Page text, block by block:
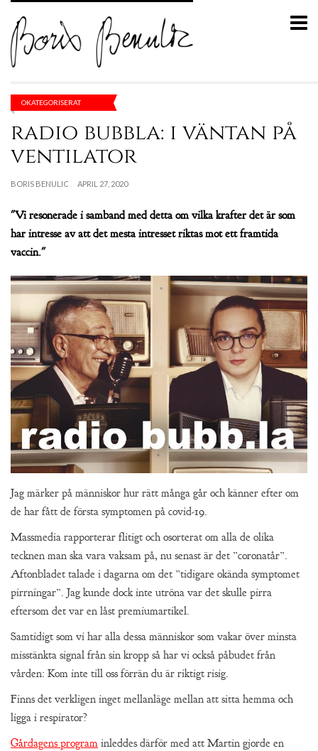
OKATEGORISERAT
radio bubbla: i väntan på
ventilator
BORIS BENULIC APRIL 27, 2020
"Vi resonerade i samband med detta om vilka krafter det är som
har intresse av att det mesta intresset riktas mot ett framtida
vaccin."
Jag märker på människor hur rätt många går och känner efter om
de har fått de första symptomen på covid-19.
Massmedia rapporterar flitigt och osorterat om alla de olika
tecknen man ska vara vaksam på, nu senast är det ”coronatår”.
Aftonbladet talade i dagarna om det ”tidigare okända symptomet
pirrningar”. Jag kunde dock inte utröna var det skulle pirra
eftersom det var en låst premiumartikel.
Samtidigt som vi har alla dessa människor som vakar över minsta
misstänkta signal från sin kropp så har vi också påbudet från
vården: Kom inte till oss förrän du är riktigt risig.
Finns det verkligen inget mellanläge mellan att sitta hemma och
ligga i respirator?
Gårdagens program inleddes därför med att Martin gjorde en